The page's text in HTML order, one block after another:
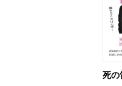
死の